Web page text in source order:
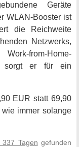
Geräte
WLAN-Booster ist
die Reichweite
Netzwerks,
from-Home-
sorgt er für ein
EUR statt 69,90
immer solange
337 Tagen gefunden